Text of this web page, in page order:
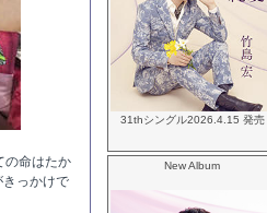
の命はたか
っかけで
31thシングル2026.4.15 発売
New Album